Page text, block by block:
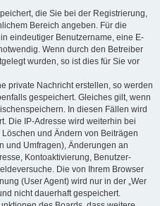
die Sie bei der Registrierung,
Bereich angeben. Für die
eindeutiger Benutzername, eine E-
Wenn durch den Betreiber
wurden, so ist dies für Sie vor
private Nachricht erstellen, so werden
gespeichert. Gleiches gilt, wenn
In diesen Fällen wird
Die IP-Adresse wird weiterhin bei
und Ändern von Beiträgen
und Umfragen), Änderungen an
Kontoaktivierung, Benutzer-
Die von Ihrem Browser
(User Agent) wird nur in der „Wer
nicht dauerhaft gespeichert.